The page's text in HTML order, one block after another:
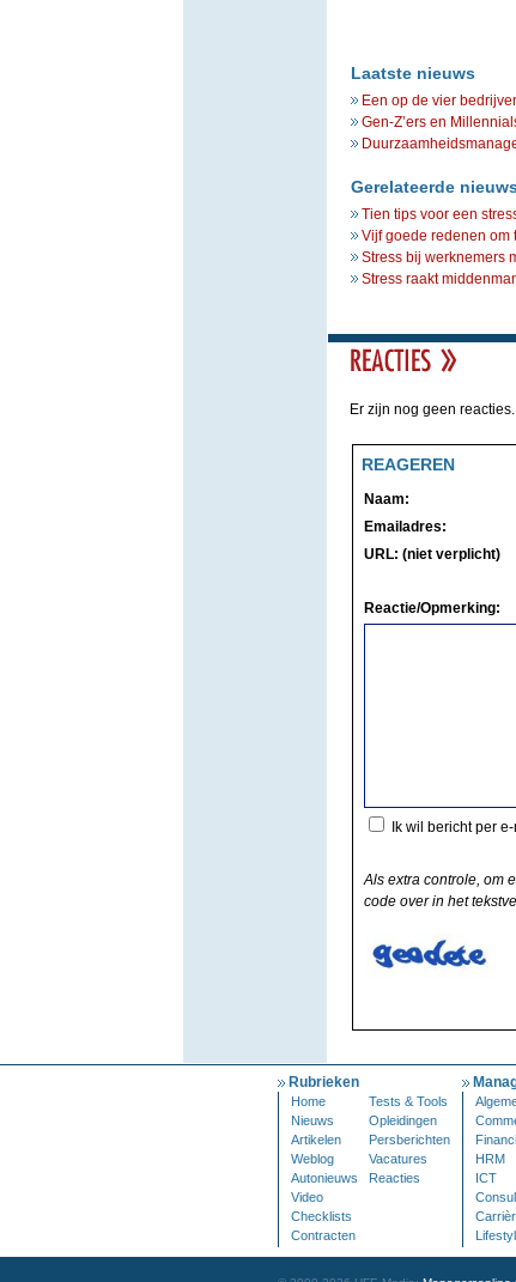
Laatste nieuws
Een op de vier
Gen-Z’ers en
Gerelateerde
Tien tips voor een
Vijf goede redenen om
Stress bij werknemers
Stress raakt
Er zijn nog geen reacties.
REAGEREN
Naam:
Emailadres:
URL: (niet verplicht)
Reactie/Opmerking:
Ik wil bericht per
Als extra controle, om
code over in het
Rubrieken
Home
Tests & Tools
Nieuws
Opleidingen
Artikelen
Persberichten
Weblog
Vacatures
Autonieuws
Reacties
Video
Checklists
Contracten
HRM
ICT